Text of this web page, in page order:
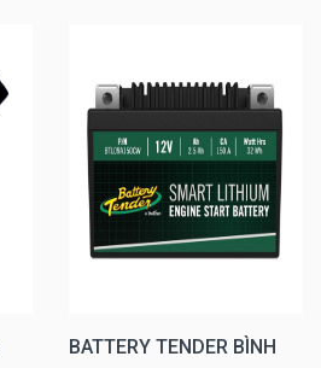
BATTERY TENDER BÌNH